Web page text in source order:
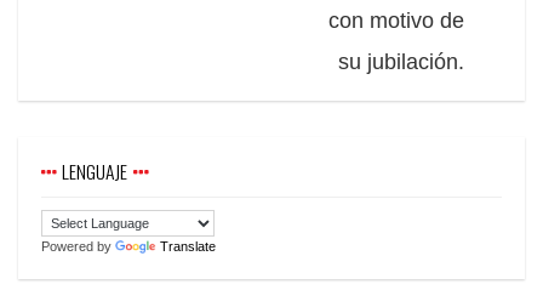
con motivo de
su jubilación.
LENGUAJE
Powered by Translate